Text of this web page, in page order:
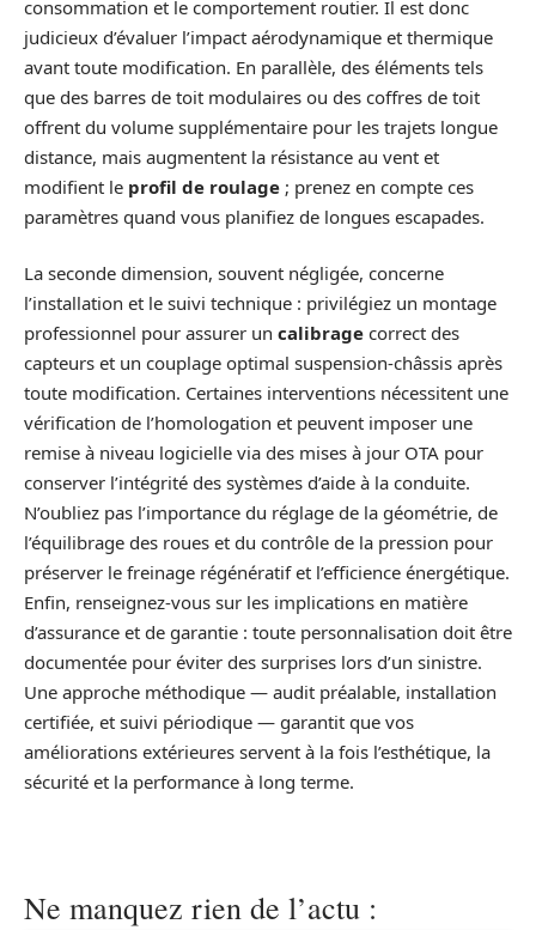
consommation et le comportement routier. Il est donc
judicieux d’évaluer l’impact aérodynamique et thermique
avant toute modification. En parallèle, des éléments tels
que des barres de toit modulaires ou des coffres de toit
offrent du volume supplémentaire pour les trajets longue
distance, mais augmentent la résistance au vent et
modifient le profil de roulage ; prenez en compte ces
paramètres quand vous planifiez de longues escapades.
La seconde dimension, souvent négligée, concerne
l’installation et le suivi technique : privilégiez un montage
professionnel pour assurer un calibrage correct des
capteurs et un couplage optimal suspension-châssis après
toute modification. Certaines interventions nécessitent une
vérification de l’homologation et peuvent imposer une
remise à niveau logicielle via des mises à jour OTA pour
conserver l’intégrité des systèmes d’aide à la conduite.
N’oubliez pas l’importance du réglage de la géométrie, de
l’équilibrage des roues et du contrôle de la pression pour
préserver le freinage régénératif et l’efficience énergétique.
Enfin, renseignez-vous sur les implications en matière
d’assurance et de garantie : toute personnalisation doit être
documentée pour éviter des surprises lors d’un sinistre.
Une approche méthodique — audit préalable, installation
certifiée, et suivi périodique — garantit que vos
améliorations extérieures servent à la fois l’esthétique, la
sécurité et la performance à long terme.
Ne manquez rien de l’actu :